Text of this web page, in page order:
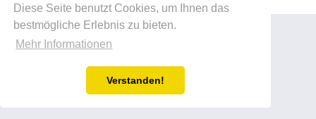
Diese Seite benutzt Cookies, um Ihnen das
bestmögliche Erlebnis zu bieten.
Mehr Informationen
Verstanden!